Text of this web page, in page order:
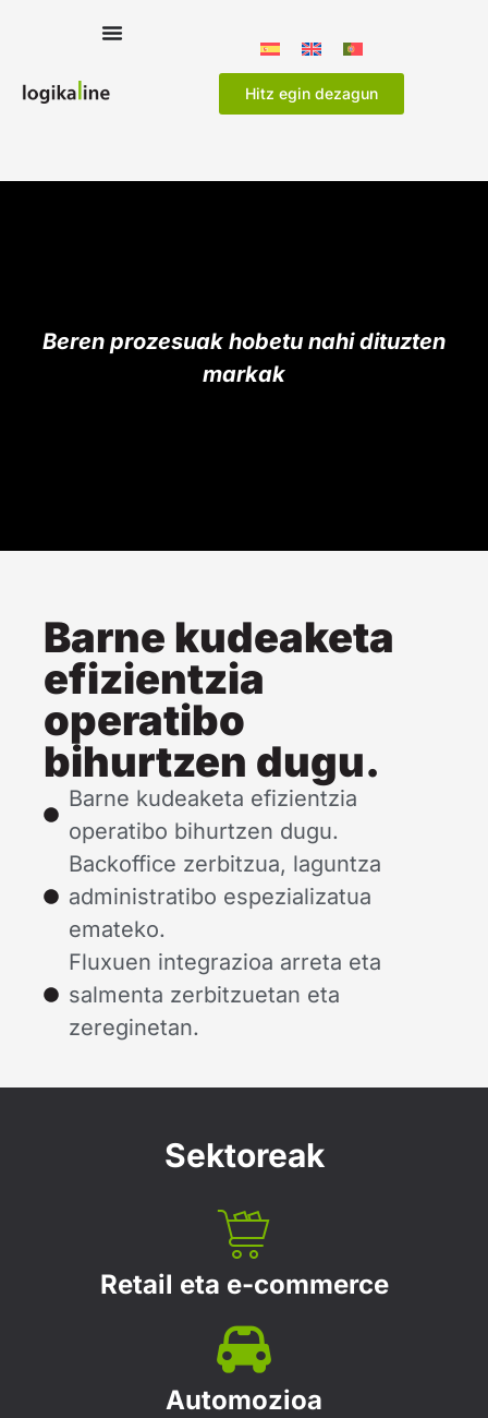
Hitz egin dezagun
Beren prozesuak hobetu nahi dituzten
markak
Barne kudeaketa
efizientzia
operatibo
bihurtzen dugu.
Barne kudeaketa efizientzia
operatibo bihurtzen dugu.
Backoffice zerbitzua, laguntza
administratibo espezializatua
emateko.
Fluxuen integrazioa arreta eta
salmenta zerbitzuetan eta
zereginetan.
Sektoreak
Retail eta e-commerce
Automozioa